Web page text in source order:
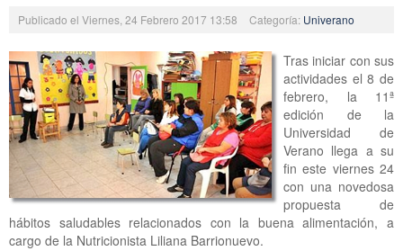
Publicado el Viernes, 24 Febrero 2017 13:58 Categoría: Univerano
Tras iniciar con sus
actividades el 8 de
febrero, la 11ª
edición de la
Universidad de
Verano llega a su
fin este viernes 24
con una novedosa
propuesta de
hábitos saludables relacionados con la buena alimentación, a
cargo de la Nutricionista Liliana Barrionuevo.